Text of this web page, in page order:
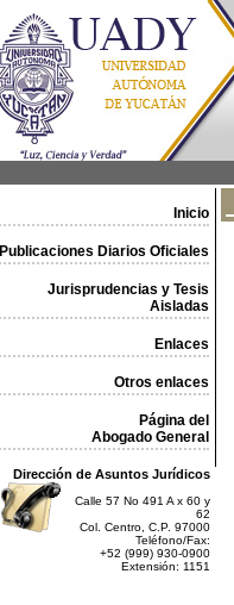
Inicio
Publicaciones Diarios Oficiales
Jurisprudencias y Tesis
Aisladas
Enlaces
Otros enlaces
Página del
Abogado General
Dirección de Asuntos Jurídicos
Calle 57 No 491 A x 60 y
62
Col. Centro, C.P. 97000
Teléfono/Fax:
+52 (999) 930-0900
Extensión: 1151